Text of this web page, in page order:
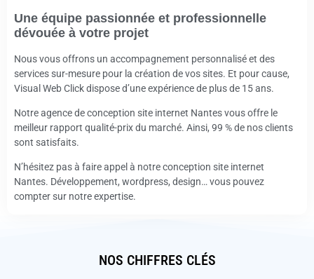
Une équipe passionnée et professionnelle
dévouée à votre projet
Nous vous offrons un accompagnement personnalisé et des
services sur-mesure pour la création de vos sites. Et pour cause,
Visual Web Click dispose d’une expérience de plus de 15 ans.
Notre agence de conception site internet Nantes vous offre le
meilleur rapport qualité-prix du marché. Ainsi, 99 % de nos clients
sont satisfaits.
N’hésitez pas à faire appel à notre conception site internet
Nantes. Développement, wordpress, design… vous pouvez
compter sur notre expertise.
NOS CHIFFRES CLÉS